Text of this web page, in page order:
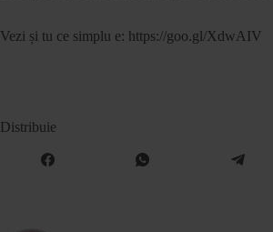
Vezi și tu ce simplu e: https://goo.gl/XdwAIV
Distribuie